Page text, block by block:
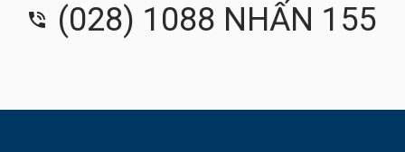
(028) 1088 NHẤN 155